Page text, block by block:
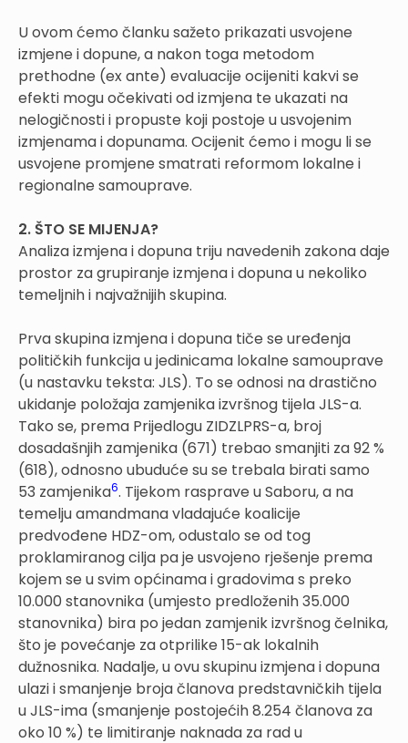
U ovom ćemo članku sažeto prikazati usvojene
izmjene i dopune, a nakon toga metodom
prethodne (ex ante) evaluacije ocijeniti kakvi se
efekti mogu očekivati od izmjena te ukazati na
nelogičnosti i propuste koji postoje u usvojenim
izmjenama i dopunama. Ocijenit ćemo i mogu li se
usvojene promjene smatrati reformom lokalne i
regionalne samouprave.
2. ŠTO SE MIJENJA?
Analiza izmjena i dopuna triju navedenih zakona daje
prostor za grupiranje izmjena i dopuna u nekoliko
temeljnih i najvažnijih skupina.
Prva skupina izmjena i dopuna tiče se uređenja
političkih funkcija u jedinicama lokalne samouprave
(u nastavku teksta: JLS). To se odnosi na drastično
ukidanje položaja zamjenika izvršnog tijela JLS-a.
Tako se, prema Prijedlogu ZIDZLPRS-a, broj
dosadašnjih zamjenika (671) trebao smanjiti za 92 %
(618), odnosno ubuduće su se trebala birati samo
53 zamjenika6. Tijekom rasprave u Saboru, a na
temelju amandmana vladajuće koalicije
predvođene HDZ-om, odustalo se od tog
proklamiranog cilja pa je usvojeno rješenje prema
kojem se u svim općinama i gradovima s preko
10.000 stanovnika (umjesto predloženih 35.000
stanovnika) bira po jedan zamjenik izvršnog čelnika,
što je povećanje za otprilike 15-ak lokalnih
dužnosnika. Nadalje, u ovu skupinu izmjena i dopuna
ulazi i smanjenje broja članova predstavničkih tijela
u JLS-ima (smanjenje postojećih 8.254 članova za
oko 10 %) te limitiranje naknada za rad u